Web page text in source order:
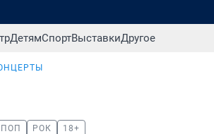
ДетямСпортВыставкиДругое
ПОП РОК 18+